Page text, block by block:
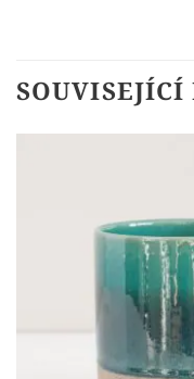
SOUVISEJÍCÍ